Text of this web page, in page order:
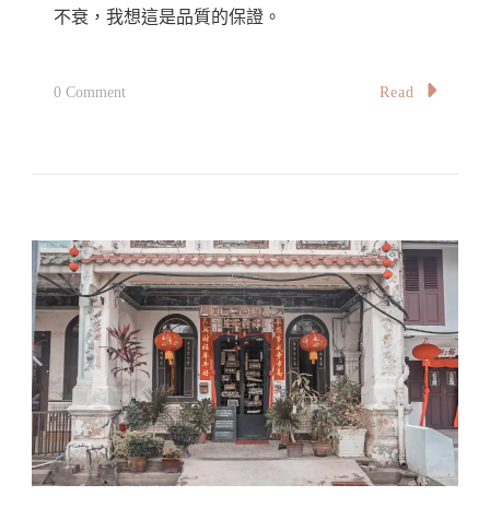
不衰，我想這是品質的保證。
0 CommentOn
萊
塔
美
食
推
薦
｜
歐
Read